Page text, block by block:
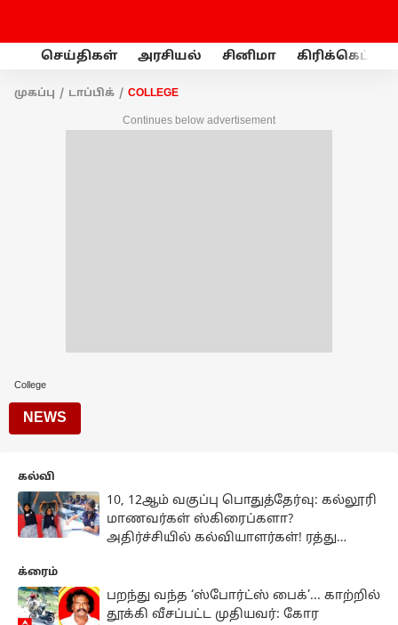
செய்திகள் அரசியல் சினிமா கிரிக்கெட்
முகப்பு டாப்பிக் COLLEGE
Continues below advertisement
College
NEWS
கல்வி
10, 12ஆம் வகுப்பு பொதுத்தேர்வு: கல்லூரி
மாணவர்கள் ஸ்கிரைப்களா?
அதிர்ச்சியில் கல்வியாளர்கள்! ரத்து
க்ரைம்
பறந்து வந்த ‘ஸ்போர்ட்ஸ் பைக்’... காற்றில்
தூக்கி வீசப்பட்ட முதியவர்: கோர